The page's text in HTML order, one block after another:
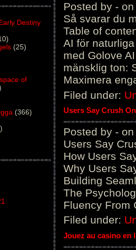
Destiny
(25)
of
(366)
Posted by -
Så svarar du
Table of
AI för
med Golove
mänsklig ton:
Maximera
Filed under:
Users Say Crush
Posted by -
Users Say
How Users
Why Users
Building
The
Fluency From
Filed under:
Jouez au casino en